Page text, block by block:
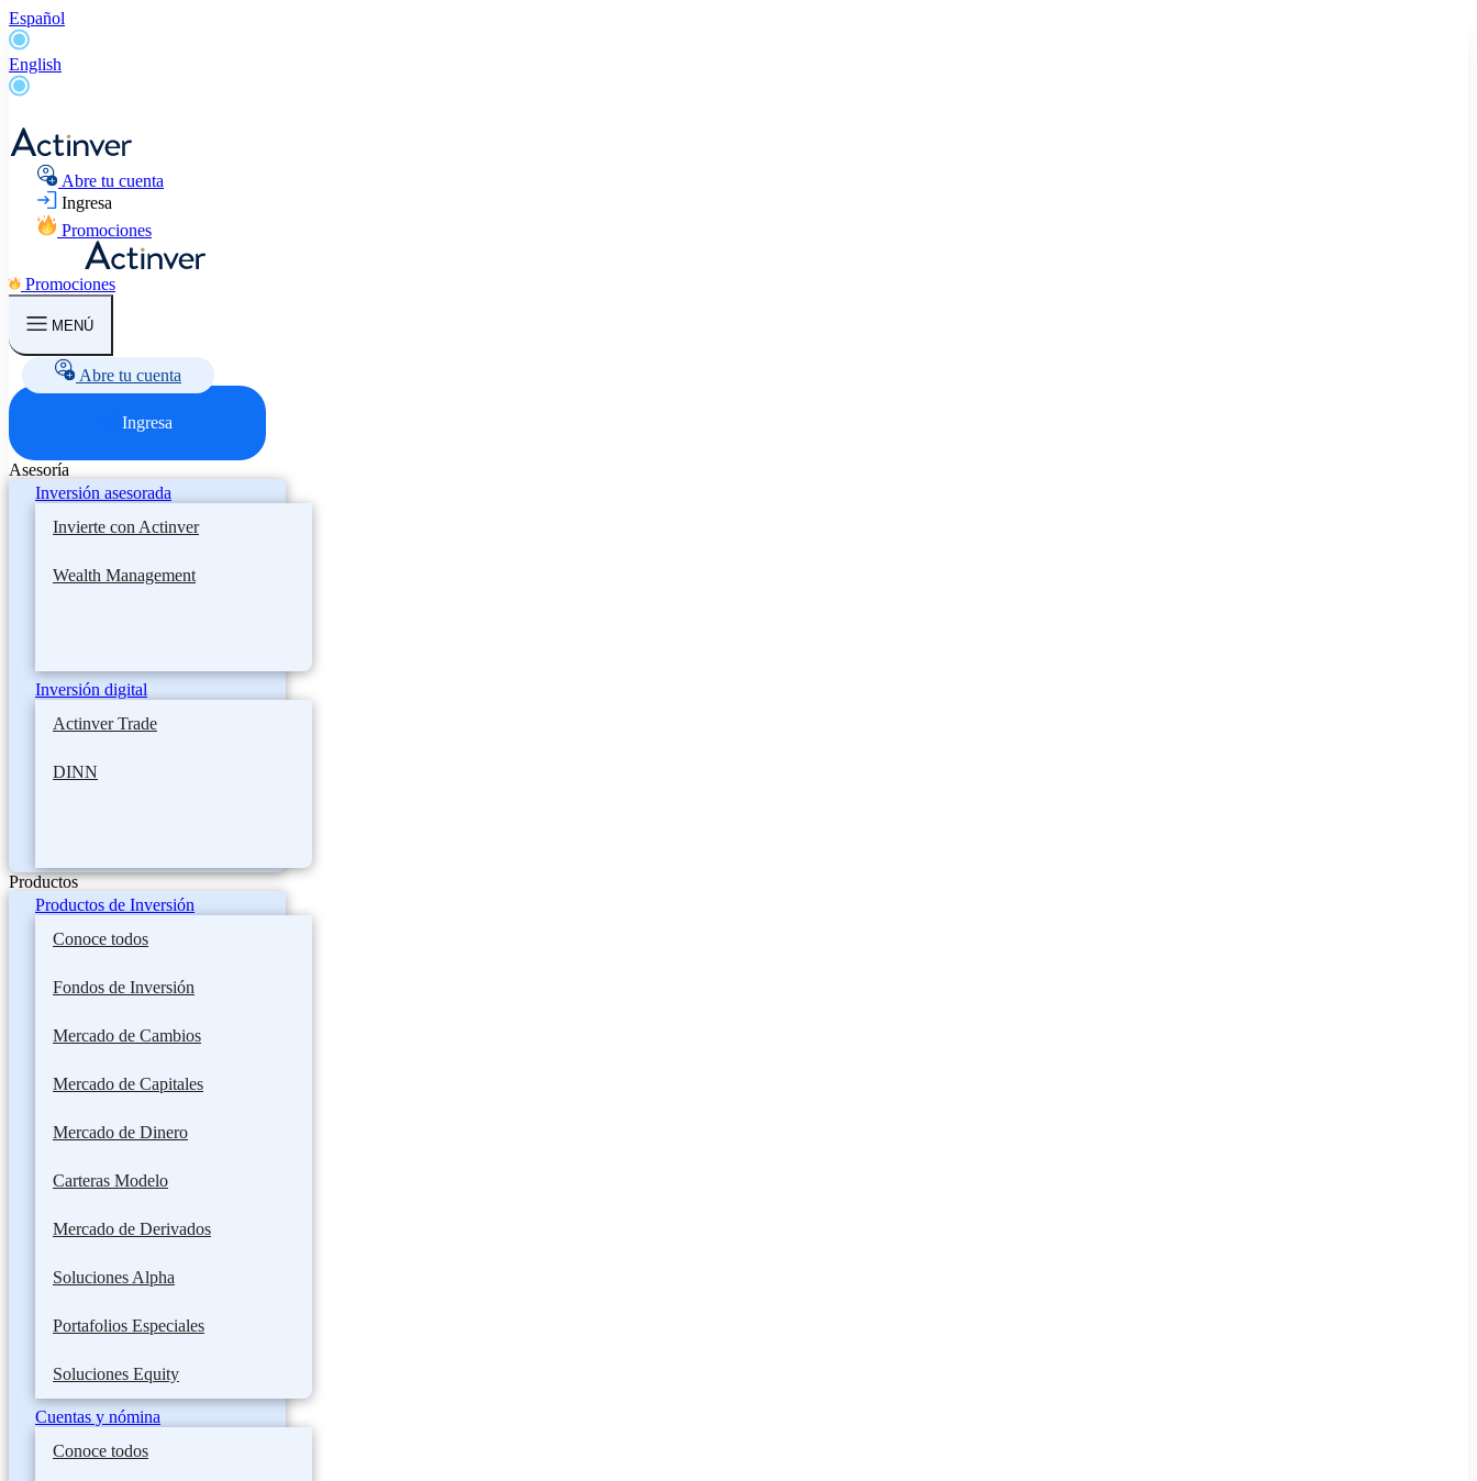
Español
English
Abre tu cuenta
Ingresa
Promociones
Promociones
MENÚ
Abre tu cuenta
Ingresa
Asesoría
Inversión asesorada
Invierte con Actinver
Wealth Management
Inversión digital
Actinver Trade
DINN
Productos
Productos de Inversión
Conoce todos
Fondos de Inversión
Mercado de Cambios
Mercado de Capitales
Mercado de Dinero
Carteras Modelo
Mercado de Derivados
Soluciones Alpha
Portafolios Especiales
Soluciones Equity
Cuentas y nómina
Conoce todos